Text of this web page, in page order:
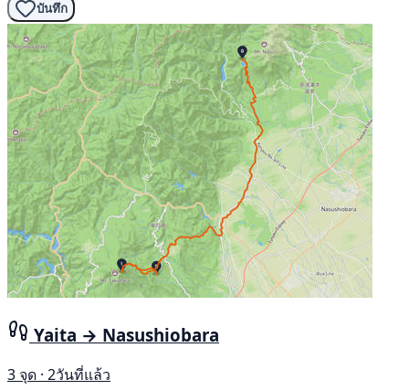
บันทึก
Yaita → Nasushiobara
3 จุด · 2วันที่แล้ว